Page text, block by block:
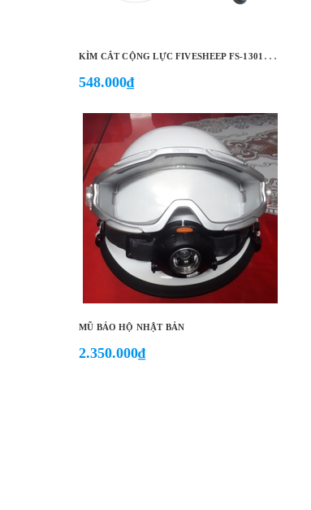
K
ÌM CẮT CỘNG LỰC FIVESHEEP FS-13012 12''/300MM, FS-13014 14''/350MM, FS-13018 18''/450MM, FS-13024 24''/600MM…
548.000₫
MŨ BẢO HỘ NHẬT BẢN
2.350.000₫